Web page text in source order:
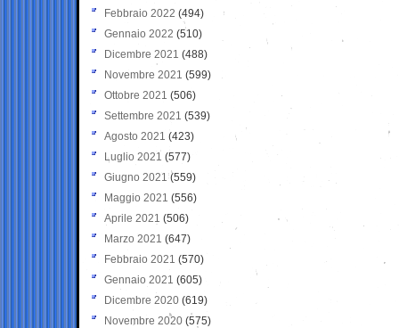
Febbraio 2022 (494)
Gennaio 2022 (510)
Dicembre 2021 (488)
Novembre 2021 (599)
Ottobre 2021 (506)
Settembre 2021 (539)
Agosto 2021 (423)
Luglio 2021 (577)
Giugno 2021(559)
Maggio 2021 (556)
Aprile 2021 (506)
Marzo 2021 (647)
Febbraio 2021 (570)
Gennaio 2021 (605)
Dicembre 2020 (619)
Novembre 2020 (575)